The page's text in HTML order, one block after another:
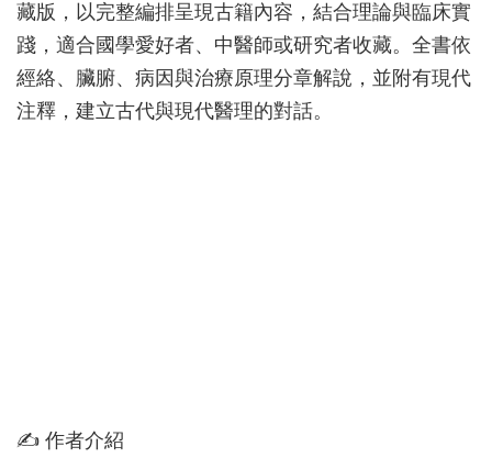
藏版，以完整編排呈現古籍內容，結合理論與臨床實
踐，適合國學愛好者、中醫師或研究者收藏。全書依
經絡、臟腑、病因與治療原理分章解說，並附有現代
注釋，建立古代與現代醫理的對話。
✍ 作者介紹